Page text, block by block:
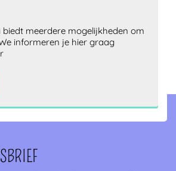
biedt meerdere mogelijkheden om
informeren je hier graag